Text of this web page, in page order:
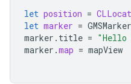
let position =
let marker = GMSMarker
marker . title = "Hello
marker .map = mapView